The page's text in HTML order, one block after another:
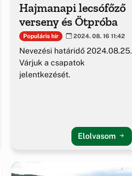
Hajmanapi lecsófőző
verseny és Ötpróba
Populáris hír 2024. 08. 16 11:42
Nevezési határidő 2024.08.25.
Várjuk a csapatok
jelentkezését.
Elolvasom